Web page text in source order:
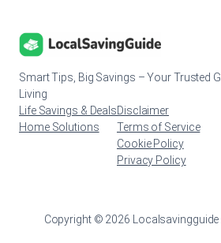
Smart Tips, Big Savings – Your Trusted
Living
Life Savings & Deals
Home Solutions
Disclaimer
Terms of Service
Cookie Policy
Privacy Policy
Copyright © 2026 Localsavingguide